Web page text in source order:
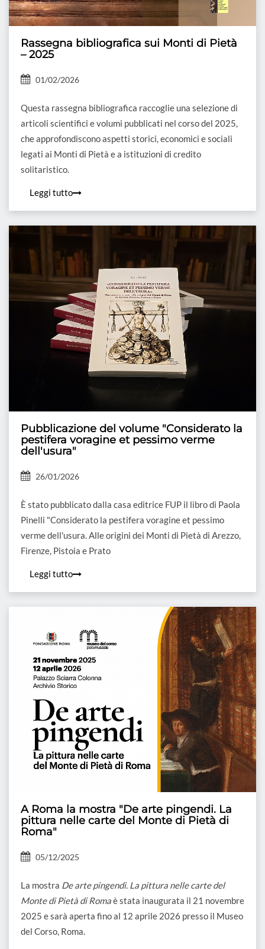
Rassegna bibliografica sui Monti di Pietà
– 2025
01/02/2026
Questa rassegna bibliografica raccoglie una selezione di
articoli scientifici e volumi pubblicati nel corso del 2025,
che approfondiscono aspetti storici, economici e sociali
legati ai Monti di Pietà e a istituzioni di credito
solitaristico.
Leggi tutto
Pubblicazione del volume "Considerato la
pestifera voragine et pessimo verme
dell'usura"
26/01/2026
È stato pubblicato dalla casa editrice FUP il libro di Paola
Pinelli "Considerato la pestifera voragine et pessimo
verme dell'usura. Alle origini dei Monti di Pietà di Arezzo,
Firenze, Pistoia e Prato
Leggi tutto
A Roma la mostra "De arte pingendi. La
pittura nelle carte del Monte di Pietà di
Roma"
05/12/2025
La mostra De arte pingendi. La pittura nelle carte del
Monte di Pietà di Romaè stata inaugurata il 21 novembre
2025 e sarà aperta fino al 12 aprile 2026 presso il Museo
del Corso, Roma.